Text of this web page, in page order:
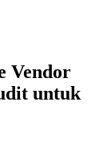
Vendor
untuk